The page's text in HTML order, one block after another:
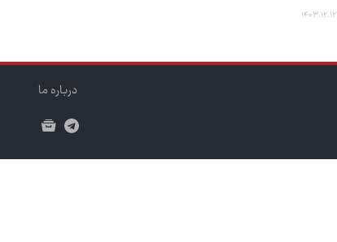
۱۴۰۳.۱۲.۱۲
درباره ما